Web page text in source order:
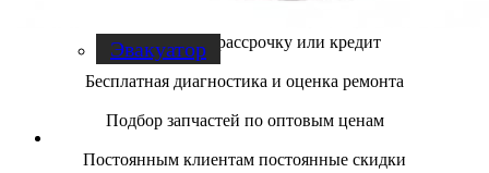
Эвакуатор
Ремонт авто в рассрочку или кредит
Бесплатная диагностика и оценка ремонта
Подбор запчастей по оптовым ценам
Постоянным клиентам постоянные скидки